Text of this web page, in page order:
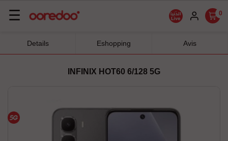
Basculer
navigation
☰ 0
INFINIX HOT60 6/128 5G
Details Eshopping Avis